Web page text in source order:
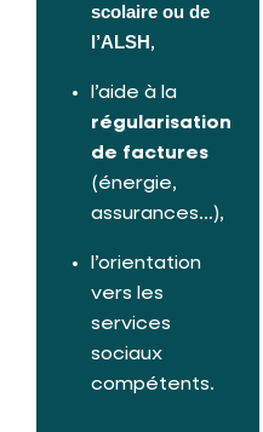
scolaire ou de
l’ALSH,
l’aide à la
régularisation
de factures
(énergie,
assurances…),
l’orientation
vers les
services
sociaux
compétents.